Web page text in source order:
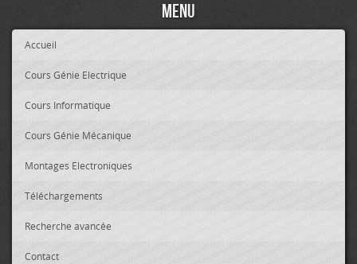
Menu
Accueil
Cours Génie Electrique
Cours Informatique
Cours Génie Mécanique
Montages Electroniques
Téléchargements
Recherche avancée
Contact